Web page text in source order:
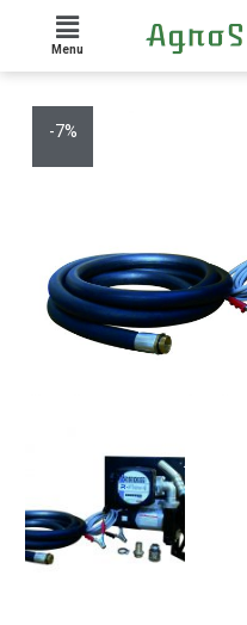
Menu
-7%